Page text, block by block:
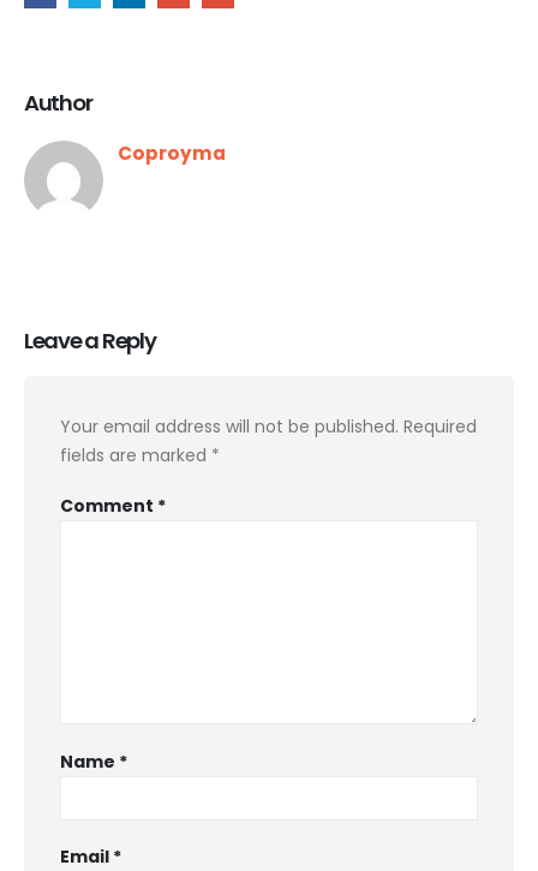
Author
Coproyma
Leave a Reply
Your email address will not be published. Required
fields are marked *
Comment *
Name *
Email *